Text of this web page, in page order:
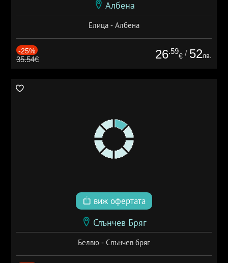
Албена
Елица - Албена
-25%
35.54€ 26.59
€ / 52лв.
виж офертата
Слънчев Бряг
Белвю - Слънчев бряг